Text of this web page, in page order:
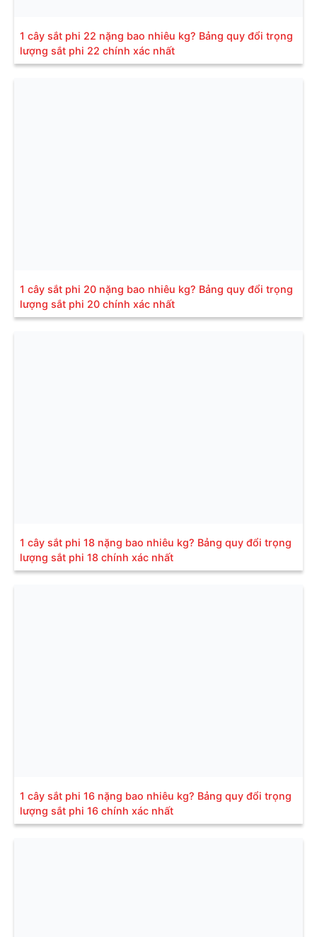
1 cây sắt phi 22 nặng bao nhiêu kg? Bảng quy đổi trọng
lượng sắt phi 22 chính xác nhất
1 cây sắt phi 20 nặng bao nhiêu kg? Bảng quy đổi trọng
lượng sắt phi 20 chính xác nhất
1 cây sắt phi 18 nặng bao nhiêu kg? Bảng quy đổi trọng
lượng sắt phi 18 chính xác nhất
1 cây sắt phi 16 nặng bao nhiêu kg? Bảng quy đổi trọng
lượng sắt phi 16 chính xác nhất